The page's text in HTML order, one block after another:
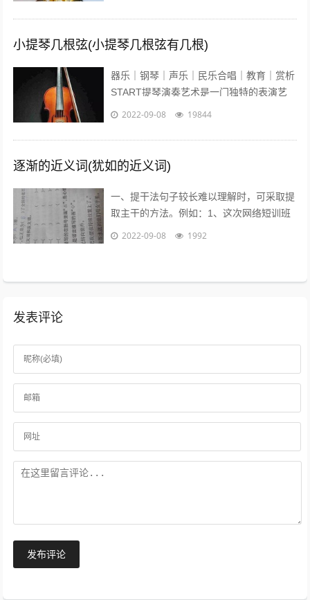
小提琴几根弦(小提琴几根弦有几根)
器乐｜钢琴｜声乐｜民乐合唱｜教育｜赏析
START提琴演奏艺术是一门独特的表演艺
术，它的音色轻盈悦耳、沁人心脾、它宛如
2022-09-08 19844
逐渐的近义词(犹如的近义词)
一、提干法句子较长难以理解时，可采取提
取主干的方法。例如：1、这次网络短训班
的学员，除北大本校人员外，还有来自清华
2022-09-08 1992
发表评论
发布评论